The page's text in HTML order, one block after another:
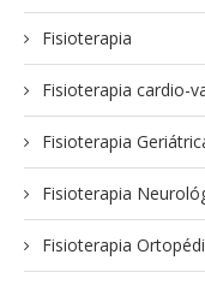
Fisioterapia
Fisioterapia cardio-
Fisioterapia
Fisioterapia
Fisioterapia